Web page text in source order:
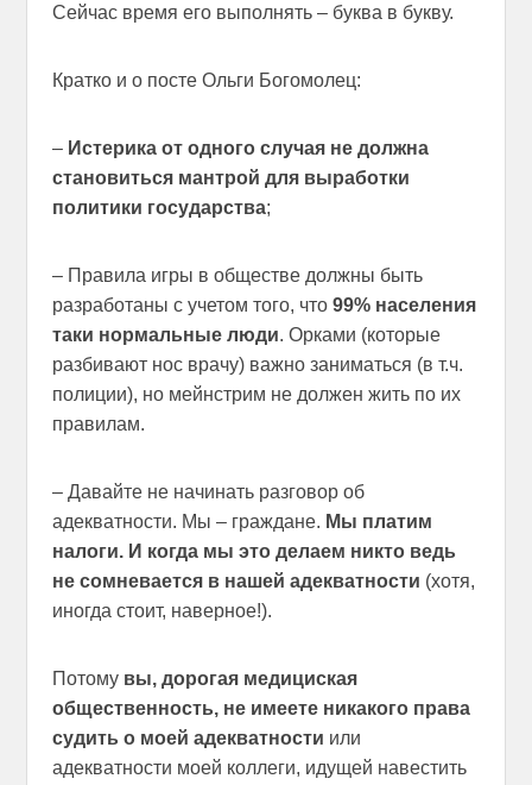
Сейчас время его выполнять – буква в букву.
Кратко и о посте Ольги Богомолец:
– Истерика от одного случая не должна
становиться мантрой для выработки
политики государства;
– Правила игры в обществе должны быть
разработаны с учетом того, что 99% населения
таки нормальные люди. Орками (которые
разбивают нос врачу) важно заниматься (в т.ч.
полиции), но мейнстрим не должен жить по их
правилам.
– Давайте не начинать разговор об
адекватности. Мы – граждане. Мы платим
налоги. И когда мы это делаем никто ведь
не сомневается в нашей адекватности (хотя,
иногда стоит, наверное!).
Потому вы, дорогая медициская
общественность, не имеете никакого права
судить о моей адекватности или
адекватности моей коллеги, идущей навестить